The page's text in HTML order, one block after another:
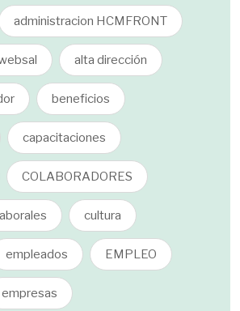
administracion HCMFRONT
alta dirección
beneficios
capacitaciones
COLABORADORES
cultura
empleados EMPLEO
empresas